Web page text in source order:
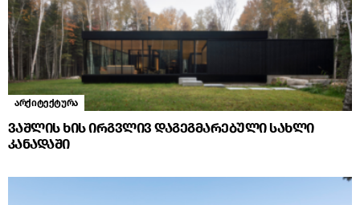
არქიტექტურა
ვაშლის ხის ირგვლივ დაგეგმარებული სახლი
კანადაში